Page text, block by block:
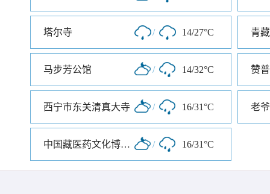
塔尔寺 / 14/27°C 青
马步芳公馆 / 14/32°C 赞
西宁市东关清真大寺 / 16/31°C 老
中国藏医药文化博物馆 / 16/31°C